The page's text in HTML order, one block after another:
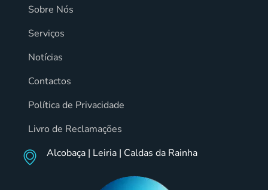
Sobre Nós
Serviços
Notícias
Contactos
Política de Privacidade
Livro de Reclamações
Alcobaça | Leiria | Caldas da Rainha